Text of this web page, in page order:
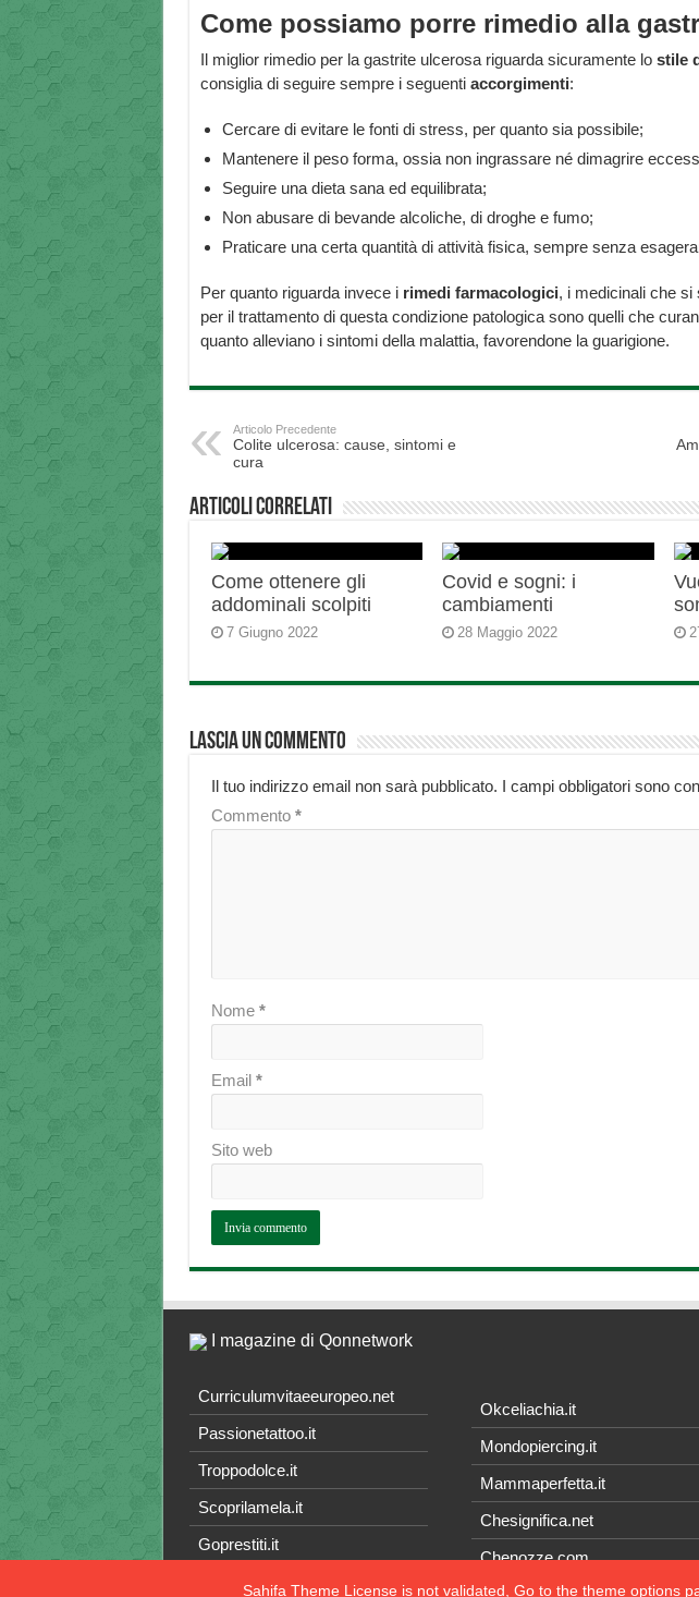
Come possiamo porre rimedio alla
Il miglior rimedio per la gastrite ulcerosa riguarda sicuramente lostile
consiglia di seguire sempre i seguenti accorgimenti:
Cercare di evitare le fonti di stress, per quanto sia possibile;
Mantenere il peso forma, ossia non ingrassare né dimagrire
Seguire una dieta sana ed equilibrata;
Non abusare di bevande alcoliche, di droghe e fumo;
Praticare una certa quantità di attività fisica, sempre senza
Per quanto riguarda invece i rimedi farmacologici, i medicinali che si
per il trattamento di questa condizione patologica sono quelli che
quanto alleviano i sintomi della malattia, favorendone la guarigione.
Articolo Precedente
Colite ulcerosa: cause, sintomi e
cura
Articoli correlati
Come ottenere gli
addominali scolpiti
7 Giugno 2022
Covid e sogni: i
cambiamenti
28 Maggio 2022
Lascia un commento
Il tuo indirizzo email non sarà pubblicato. I campi obbligatori sono
Commento *
Nome *
Email *
Sito web
I magazine di Qonnetwork
Curriculumvitaeeuropeo.net
Passionetattoo.it
Troppodolce.it
Scoprilamela.it
Goprestiti.it
Okceliachia.it
Mondopiercing.it
Mammaperfetta.it
Chesignifica.net
Chenozze.com
Sahifa ThemeLicense is not validated, Go to the theme options